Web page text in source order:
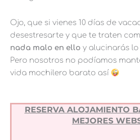
Ojo, que si vienes 10 días de
desestresarte y que te traten
nada malo en ello y alucinarás
Pero nosotros no podíamos
vida mochilero barato así
RESERVA ALOJAMIENTO
MEJORES